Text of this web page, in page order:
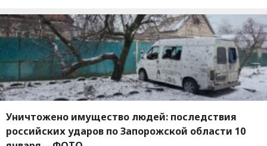
Уничтожено имущество людей: последствия
российских ударов по Запорожской области 10